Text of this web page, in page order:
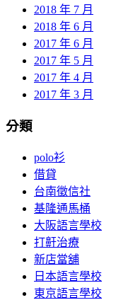
2018 年 7 月
2018 年 6 月
2017 年 6 月
2017 年 5 月
2017 年 4 月
2017 年 3 月
分類
polo衫
借貸
台南徵信社
基隆通馬桶
大阪語言學校
打鼾治療
新店當舖
日本語言學校
東京語言學校